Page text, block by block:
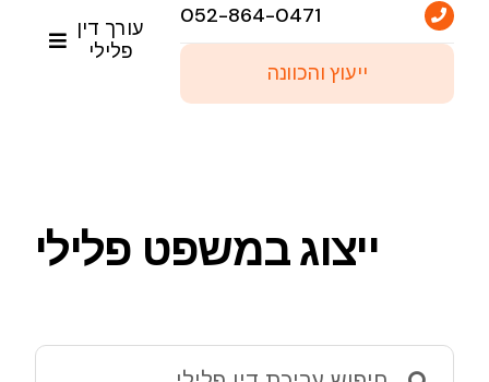
עורך דין
פלילי
פסקי דין נבחרים
052-864-0471
ייעוץ והכוונה
ייצוג במשפט פלילי